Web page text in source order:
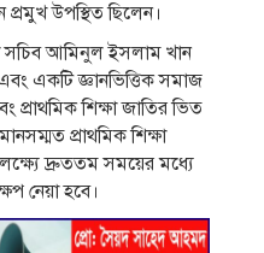
উপস্থিত ছিলেন।
সচিব আমিনুল ইসলাম খান
একটি জ্ঞানভিত্তিক সমাজ
প্রাথমিক শিক্ষা জাতির ভিত
প্রাথমিক শিক্ষা
দ্রুততম সময়ের মধ্যে
নেয়া হবে।‌‌‌